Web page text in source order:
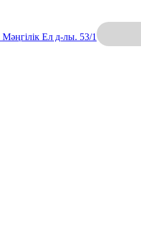
Мәңгілік Ел д-лы. 53/1